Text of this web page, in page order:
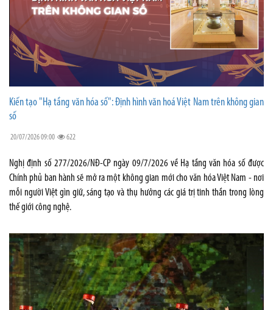
Kiến tạo "Hạ tầng văn hóa số": Định hình văn hoá Việt Nam trên không gian
số
20/07/2026 09:00 622
Nghị định số 277/2026/NĐ-CP ngày 09/7/2026 về Hạ tầng văn hóa số được
Chính phủ ban hành sẽ mở ra một không gian mới cho văn hóa Việt Nam - nơi
mỗi người Việt gìn giữ, sáng tạo và thụ hưởng các giá trị tinh thần trong lòng
thế giới công nghệ.